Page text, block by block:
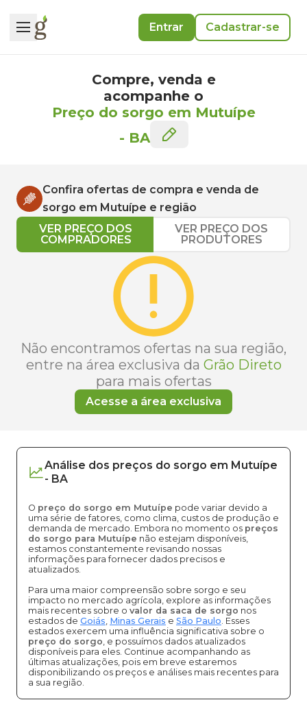
Entrar Cadastrar-se
Compre, venda e
acompanhe o
Preço do sorgo em Mutuípe
- BA
Confira ofertas de compra e venda de
sorgo em Mutuípe e região
VER PREÇO DOS
COMPRADORES
VER PREÇO DOS
PRODUTORES
Não encontramos ofertas na sua região,
entre na área exclusiva da Grão Direto
para mais ofertas
Acesse a área exclusiva
Análise dos preços do sorgo em Mutuípe
- BA
O preço do sorgo em Mutuípe pode variar devido a
uma série de fatores, como clima, custos de produção e
demanda de mercado. Embora no momento os preços
do sorgo para Mutuípe não estejam disponíveis,
estamos constantemente revisando nossas
informações para fornecer dados precisos e
atualizados.
Para uma maior compreensão sobre sorgo e seu
impacto no mercado agrícola, explore as informações
mais recentes sobre o valor da saca de sorgo nos
estados de Goiás, Minas Gerais e São Paulo. Esses
estados exercem uma influência significativa sobre o
preço do sorgo, e possuímos dados atualizados
disponíveis para eles. Continue acompanhando as
últimas atualizações, pois em breve estaremos
disponibilizando os preços e análises mais recentes para
a sua região.